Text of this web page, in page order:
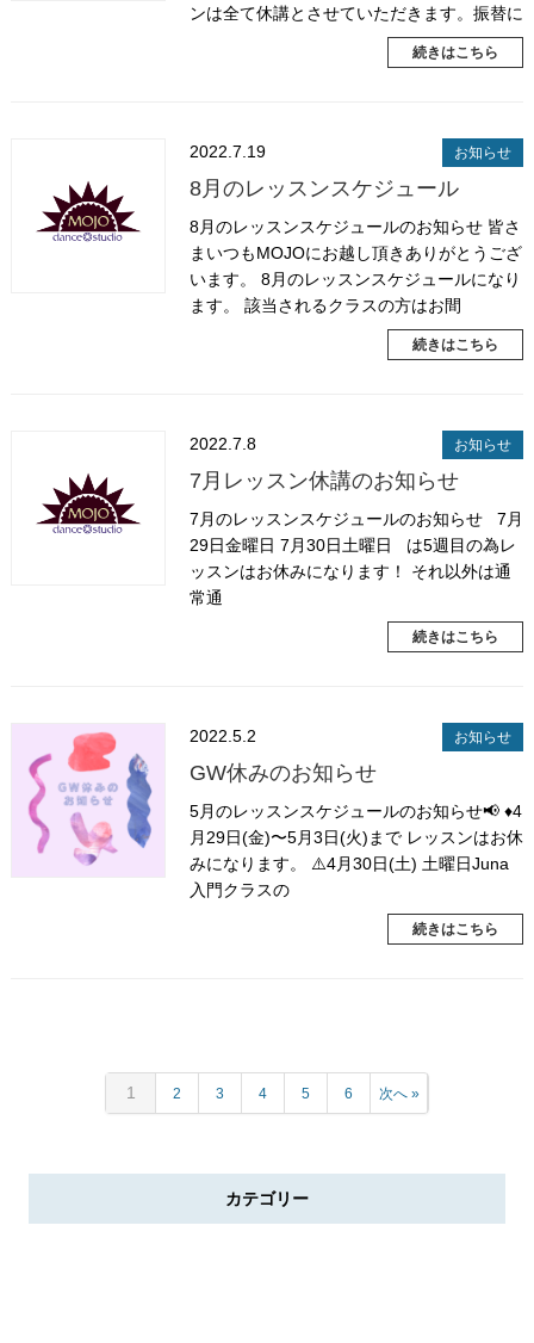
ンは全て休講とさせていただきます。振替に
続きはこちら
2022.7.19 お知らせ
8月のレッスンスケジュール
8月のレッスンスケジュールのお知らせ 皆さ
まいつもMOJOにお越し頂きありがとうござ
います。 8月のレッスンスケジュールになり
ます。 該当されるクラスの方はお間
続きはこちら
2022.7.8 お知らせ
7月レッスン休講のお知らせ
7月のレッスンスケジュールのお知らせ 7月
29日金曜日 7月30日土曜日 は5週目の為レ
ッスンはお休みになります！ それ以外は通
常通
続きはこちら
2022.5.2 お知らせ
GW休みのお知らせ
5月のレッスンスケジュールのお知らせ📢 ♦️4
月29日(金)〜5月3日(火)まで レッスンはお休
みになります。 ⚠️4月30日(土) 土曜日Juna
入門クラスの
続きはこちら
1 2 3 4 5 6 次へ »
カテゴリー